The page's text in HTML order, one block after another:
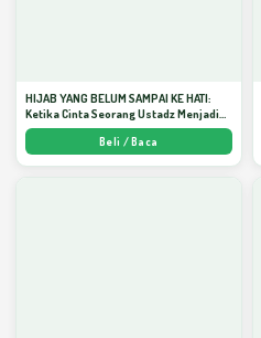
HIJAB YANG BELUM SAMPAI KE HATI:
Ketika Cinta Seorang Ustadz Menjadi
Cermin yang Paling Kejam - Arda
Beli / Baca